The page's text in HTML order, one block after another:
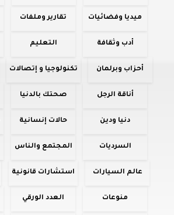
ميديا وفضائيات تقارير وملفات
أدب وثقافة التعليم
أحزاب وبرلمان تكنولوجيا و إتصالات
أناقة الرجل صحتك بالدنيا
دنيا ودين حالات إنسانية
السرديات المجتمع والناس
عالم السيارات استشارات قانونية
منوعات العدد الورقي